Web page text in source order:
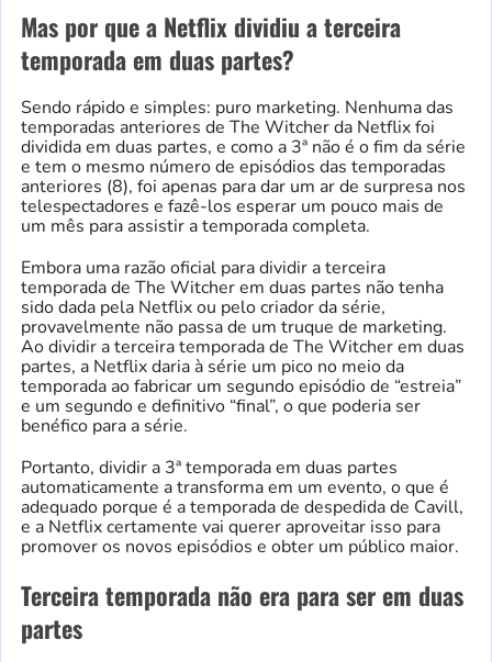
Mas por que a Netflix dividiu a terceira
temporada em duas partes?
Sendo rápido e simples: puro marketing. Nenhuma das
temporadas anteriores de The Witcher da Netflix foi
dividida em duas partes, e como a 3ª não é o fim da série
e tem o mesmo número de episódios das temporadas
anteriores (8), foi apenas para dar um ar de surpresa nos
telespectadores e fazê-los esperar um pouco mais de
um mês para assistir a temporada completa.
Embora uma razão oficial para dividir a terceira
temporada de The Witcher em duas partes não tenha
sido dada pela Netflix ou pelo criador da série,
provavelmente não passa de um truque de marketing.
Ao dividir a terceira temporada de The Witcher em duas
partes, a Netflix daria à série um pico no meio da
temporada ao fabricar um segundo episódio de “estreia”
e um segundo e definitivo “final”, o que poderia ser
benéfico para a série.
Portanto, dividir a 3ª temporada em duas partes
automaticamente a transforma em um evento, o que é
adequado porque é a temporada de despedida de Cavill,
e a Netflix certamente vai querer aproveitar isso para
promover os novos episódios e obter um público maior.
Terceira temporada não era para ser em duas
partes